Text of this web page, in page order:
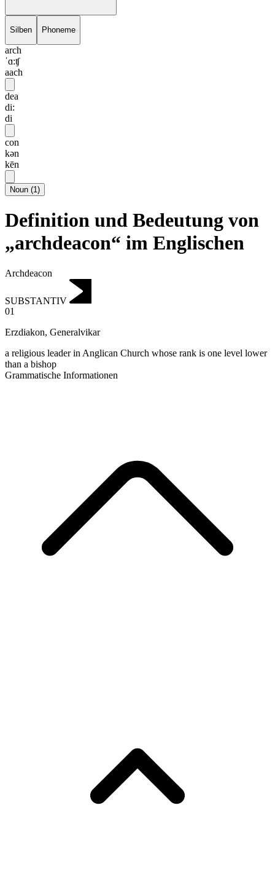
Silben Phoneme
arch
ˈɑ:ʧ
aach
dea
di:
di
con
kən
kēn
Noun (1)
Definition und Bedeutung von
„archdeacon“ im Englischen
Archdeacon
SUBSTANTIV
01
Erzdiakon, Generalvikar
a religious leader in Anglican Church whose rank is one level lower
than a bishop
Grammatische Informationen